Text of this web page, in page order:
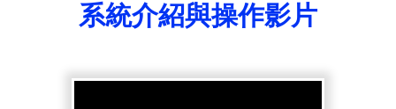
系統介紹與操作影片